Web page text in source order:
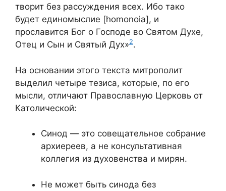
творит без рассуждения всех. Ибо тако
будет единомыслие [homonoia], и
прославится Бог о Господе во Святом Духе,
Отец и Сын и Святый Дух»2.
На основании этого текста митрополит
выделил четыре тезиса, которые, по его
мысли, отличают Православную Церковь от
Католической:
Синод — это совещательное собрание
архиереев, а не консультативная
коллегия из духовенства и мирян.
Не может быть синода без